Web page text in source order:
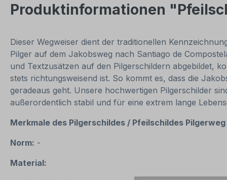
Produktinformationen
Dieser Wegweiser dient der traditionellen
Pilger auf dem Jakobsweg nach Santiago de
und Textzusätzen auf den Pilgerschildern abgebildet,
stets richtungsweisend ist. So kommt es, dass die
geradeaus geht. Unsere hochwertigen Pilgerschilder
außerordentlich stabil und für eine extrem lange
Merkmale des Pilgerschildes / Pfeilschildes
Norm: -
Material: